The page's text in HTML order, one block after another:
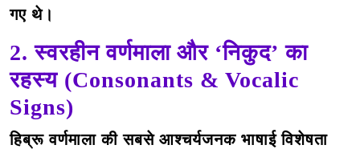
गए थे।
2. स्वरहीन वर्णमाला और ‘निकुद’ का
रहस्य (Consonants & Vocalic
Signs)
हिब्रू वर्णमाला की सबसे आश्चर्यजनक भाषाई विशेषता